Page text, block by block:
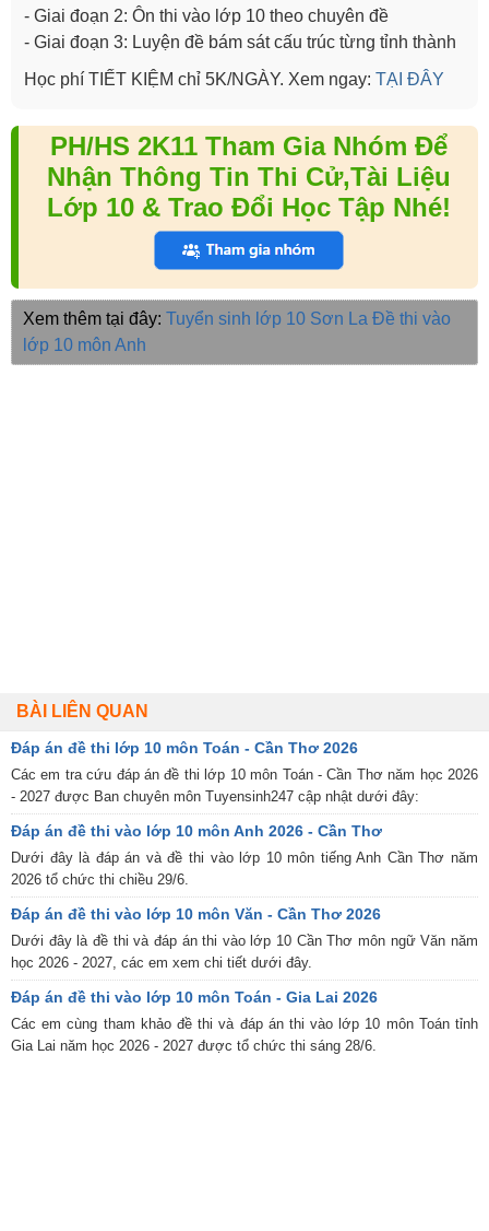
- Giai đoạn 2: Ôn thi vào lớp 10 theo chuyên đề
- Giai đoạn 3: Luyện đề bám sát cấu trúc từng tỉnh thành
Học phí TIẾT KIỆM chỉ 5K/NGÀY. Xem ngay: TẠI ĐÂY
PH/HS 2K11 Tham Gia Nhóm Để
Nhận Thông Tin Thi Cử,Tài Liệu
Lớp 10 & Trao Đổi Học Tập Nhé!
Xem thêm tại đây: Tuyển sinh lớp 10 Sơn La Đề thi vào
lớp 10 môn Anh
BÀI LIÊN QUAN
Đáp án đề thi lớp 10 môn Toán - Cần Thơ 2026
Các em tra cứu đáp án đề thi lớp 10 môn Toán - Cần Thơ năm học 2026
- 2027 được Ban chuyên môn Tuyensinh247 cập nhật dưới đây:
Đáp án đề thi vào lớp 10 môn Anh 2026 - Cần Thơ
Dưới đây là đáp án và đề thi vào lớp 10 môn tiếng Anh Cần Thơ năm
2026 tổ chức thi chiều 29/6.
Đáp án đề thi vào lớp 10 môn Văn - Cần Thơ 2026
Dưới đây là đề thi và đáp án thi vào lớp 10 Cần Thơ môn ngữ Văn năm
học 2026 - 2027, các em xem chi tiết dưới đây.
Đáp án đề thi vào lớp 10 môn Toán - Gia Lai 2026
Các em cùng tham khảo đề thi và đáp án thi vào lớp 10 môn Toán tỉnh
Gia Lai năm học 2026 - 2027 được tổ chức thi sáng 28/6.